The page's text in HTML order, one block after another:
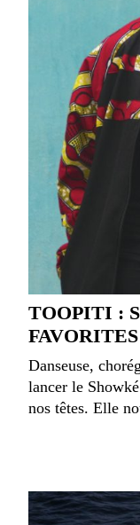
TOOPITI :
Danseuse,
lancer le
nos têtes. Elle